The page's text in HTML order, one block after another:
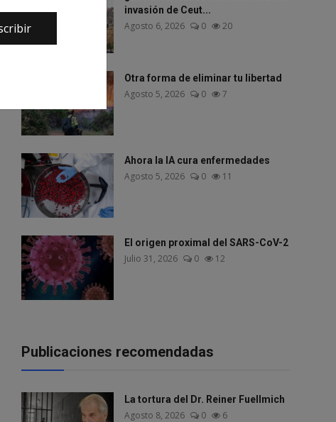
invasión de Ceut...
Agosto 6, 2026 0 20
Otra forma de eliminar tu libertad
Agosto 5, 2026 0 7
Ahora la IA cura enfermedades
Agosto 5, 2026 0 11
El origen proximal del SARS-CoV-2
Julio 31, 2026 0 12
Publicaciones recomendadas
La tortura del Dr. Reiner Fuellmich
Agosto 8, 2026 0 6